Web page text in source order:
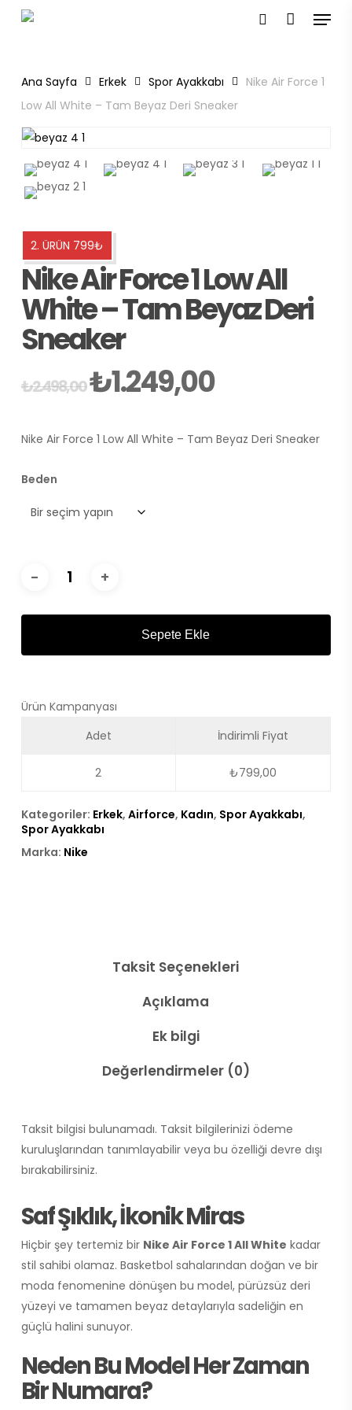
Menu
Ana Sayfa Erkek Spor Ayakkabı
Nike Air Force 1
Low All White – Tam Beyaz Deri Sneaker
2. ÜRÜN 799₺
Nike Air Force 1 Low All
White – Tam Beyaz Deri
Sneaker
₺2.498,00Orijinal
fiyat:
₺2.498,00.
₺1.249,00Şu
fiyat:
₺1.249,00.
Nike Air Force 1 Low All White – Tam Beyaz Deri Sneaker
Beden
Sepete Ekle
Ürün Kampanyası
Adet
İndirimli Fiyat
2 ₺799,00
Kategoriler: Erkek, Airforce, Kadın, Spor Ayakkabı,
Spor Ayakkabı
Marka: Nike
Taksit Seçenekleri
Açıklama
Ek bilgi
Değerlendirmeler (0)
Taksit bilgisi bulunamadı. Taksit bilgilerinizi ödeme
kuruluşlarından tanımlayabilir veya bu özelliği devre dışı
bırakabilirsiniz.
Saf Şıklık, İkonik Miras
Hiçbir şey tertemiz bir Nike Air Force 1 All White kadar
stil sahibi olamaz. Basketbol sahalarından doğan ve bir
moda fenomenine dönüşen bu model, pürüzsüz deri
yüzeyi ve tamamen beyaz detaylarıyla sadeliğin en
güçlü halini sunuyor.
Neden Bu Model Her Zaman
Bir Numara?